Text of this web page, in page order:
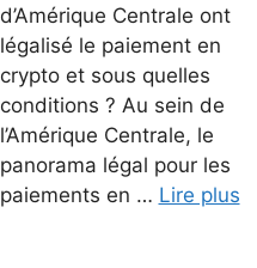
d’Amérique Centrale ont
légalisé le paiement en
crypto et sous quelles
conditions ? Au sein de
l’Amérique Centrale, le
panorama légal pour les
paiements en … Lire plus